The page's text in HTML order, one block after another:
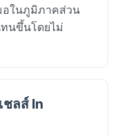
ในภูมิภาคส่วน
นขึ้นโดยไม่
ชลส์ In